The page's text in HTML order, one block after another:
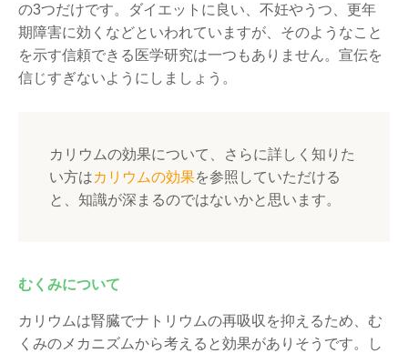
の3つだけです。ダイエットに良い、不妊やうつ、更年
期障害に効くなどといわれていますが、そのようなこと
を示す信頼できる医学研究は一つもありません。宣伝を
信じすぎないようにしましょう。
カリウムの効果について、さらに詳しく知りた
い方はカリウムの効果を参照していただける
と、知識が深まるのではないかと思います。
むくみについて
カリウムは腎臓でナトリウムの再吸収を抑えるため、む
くみのメカニズムから考えると効果がありそうです。し